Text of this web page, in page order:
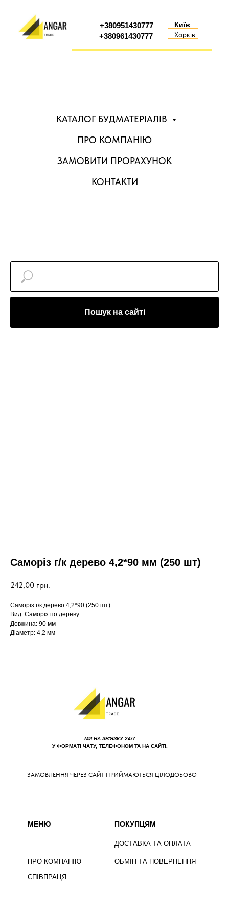
+380961430777
+380951430777
Київ
Харків
КАТАЛОГ БУДМАТЕРІАЛІВ
ПРО КОМПАНІЮ
ЗАМОВИТИ ПРОРАХУНОК
КОНТАКТИ
Пошук на сайті
Саморіз г/к дерево 4,2*90 мм (250 шт)
242,00 грн.
Саморіз г/к дерево 4,2*90 (250 шт)
Вид: Саморіз по дереву
Довжина: 90 мм
Діаметр: 4,2 мм
ПРО КОМПАНІЮ
СПІВПРАЦЯ
ДОСТАВКА ТА ОПЛАТА
ОБМІН ТА ПОВЕРНЕННЯ
ПОКУПЦЯМ
МИ НА ЗВ'ЯЗКУ 24/7
У ФОРМАТІ ЧАТУ, ТЕЛЕФОНОМ ТА НА САЙТІ.
МЕНЮ
ЗАМОВЛЕННЯ ЧЕРЕЗ САЙТ ПРИЙМАЮТЬСЯ ЦІЛОДОБОВО